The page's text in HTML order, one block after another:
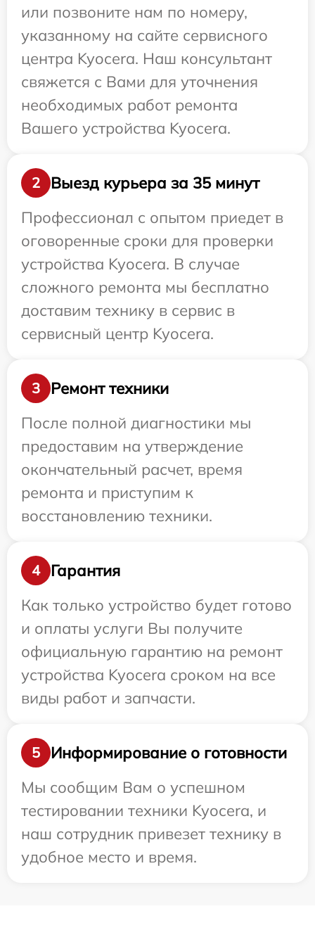
или позвоните нам по номеру,
указанному на сайте сервисного
центра Kyocera. Наш консультант
свяжется с Вами для уточнения
необходимых работ ремонта
Вашего устройства Kyocera.
2
Выезд курьера за 35 минут
Профессионал с опытом приедет в
оговоренные сроки для проверки
устройства Kyocera. В случае
сложного ремонта мы бесплатно
доставим технику в сервис в
сервисный центр Kyocera.
3
Ремонт техники
После полной диагностики мы
предоставим на утверждение
окончательный расчет, время
ремонта и приступим к
восстановлению техники.
4
Гарантия
Как только устройство будет готово
и оплаты услуги Вы получите
официальную гарантию на ремонт
устройства Kyocera сроком на все
виды работ и запчасти.
5
Информирование о готовности
Мы сообщим Вам о успешном
тестировании техники Kyocera, и
наш сотрудник привезет технику в
удобное место и время.